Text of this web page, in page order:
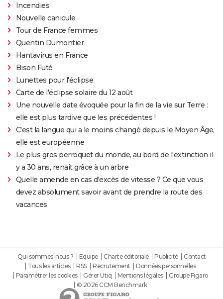
Incendies
Nouvelle canicule
Tour de France femmes
Quentin Dumontier
Hantavirus en France
Bison Futé
Lunettes pour l'éclipse
Carte de l'éclipse solaire du 12 août
Une nouvelle date évoquée pour la fin de la vie sur Terre :
elle est plus tardive que les précédentes !
C'est la langue qui a le moins changé depuis le Moyen Âge,
elle est européenne
Le plus gros perroquet du monde, au bord de l'extinction il
y a 30 ans, renaît grâce à un arbre
Quelle amende en cas d'excès de vitesse ? Ce que vous
devez absolument savoir avant de prendre la route des
vacances
Qui sommes-nous ? Equipe Charte éditoriale Publicité
Contact
Tous les articles
RSS Recrutement
Données personnelles
Paramétrer les cookies
Gérer Utiq Mentions légales
Groupe Figaro
© 2026 CCM Benchmark